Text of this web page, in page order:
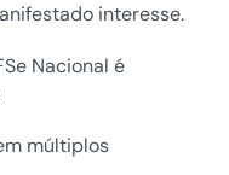
interesse.
Nacional é
múltiplos